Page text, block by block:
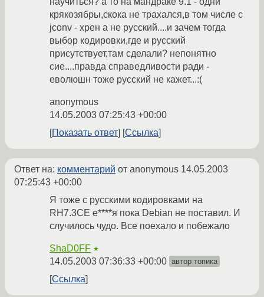
крякозябры,скока не трахался,в том числе с
jconv - хрен а не русский....и зачем тогда
выбор кодировки,где и русский
присутствует,там сделали? непонятно
сие....правда справедливости ради -
еволюшн тоже русский не кажет...:(
anonymous
14.05.2003 07:25:43 +00:00
Показать ответ
Ссылка
Ответ на: комментарий от anonymous 14.05.2003
07:25:43 +00:00
Я тоже с русскими кодировками на
RH7.3CE е****я пока Debian не поставил. И
случилось чудо. Все поехало и побежало
ShaD0FF ★
14.05.2003 07:36:33 +00:00 автор топика
Ссылка